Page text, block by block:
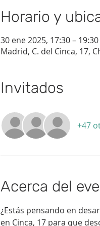
Horario y
30 ene 2025, 17:30 – 19:30
Madrid, C. del Cinca, 17,
Invitados
+47
Acerca del
¿Estás pensando en
en Cinca, 17 para que